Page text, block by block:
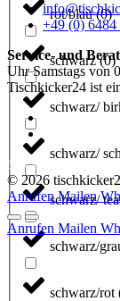
rot/blau(0)
schwarz(0)
schwarz/
schwarz/
schwarz/
schwarz/
schwarz/rot
+49 (0) 6484
Service- und
Uhr Samstags von
Tischkicker24 ist
5.0 -51
© 2026
Anrufen Mailen
Anrufen Mailen